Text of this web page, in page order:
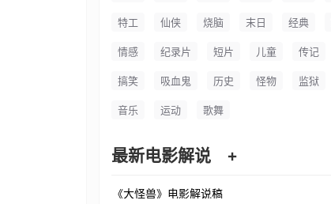
特工 仙侠 烧脑 末日 经典
情感 纪录片 短片 儿童 传记
搞笑 吸血鬼 历史 怪物 监狱
音乐 运动 歌舞
最新电影解说 +
《大怪兽》电影解说稿